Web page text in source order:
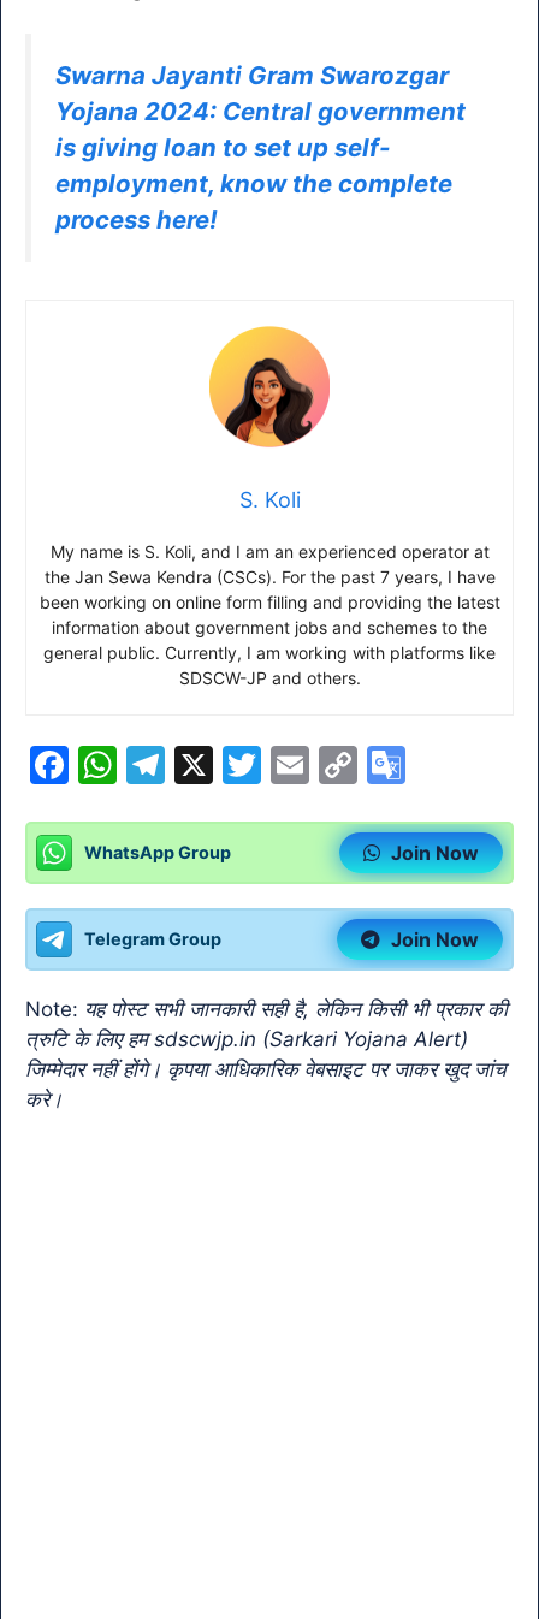
Swarna Jayanti Gram Swarozgar
Yojana 2024: Central government
is giving loan to set up self-
employment, know the complete
process here!
S. Koli
My name is S. Koli, and I am an experienced operator at
the Jan Sewa Kendra (CSCs). For the past 7 years, I have
been working on online form filling and providing the latest
information about government jobs and schemes to the
general public. Currently, I am working with platforms like
SDSCW-JP and others.
F
c
e
b
o
o
k
W
at
s
A
p
p
T
e
gr
a
m
X
T
er
E
ai
l
C
p
y
Li
n
k
o
gl
e
Tr
a
n
sl
WhatsApp Group Join Now
Telegram Group Join Now
Note: यह पोस्ट सभी जानकारी सही है, लेकिन किसी भी प्रकार की
त्रुटि के लिए हम sdscwjp.in (Sarkari Yojana Alert)
जिम्मेदार नहीं होंगे। कृपया आधिकारिक वेबसाइट पर जाकर खुद जांच
करे।